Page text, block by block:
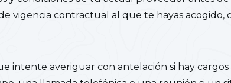
vigencia contractual al que te hayas acogido,
intente averiguar con antelación si hay cargos